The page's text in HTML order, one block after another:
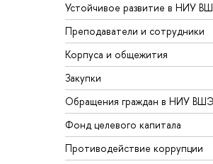
Устойчивое развитие в НИУ
Преподаватели и сотрудники
Корпуса и общежития
Закупки
Обращения граждан в НИУ ВШЭ
Фонд целевого капитала
Противодействие коррупции